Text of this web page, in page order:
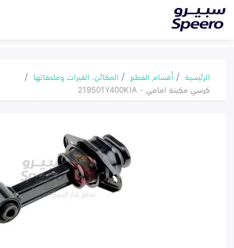
الرئيسية أقسام القطع
المكائن، القيرات وملحقاتها
كرسي مكينة امامي - 219501Y400KIA